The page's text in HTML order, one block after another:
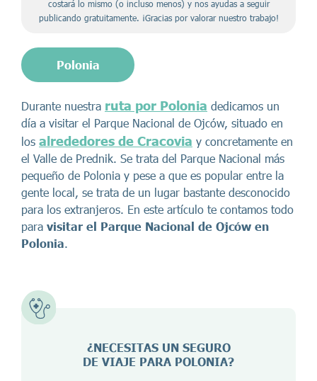
costará lo mismo (o incluso menos) y nos ayudas a seguir
publicando gratuitamente. ¡Gracias por valorar nuestro trabajo!
Polonia
Durante nuestra ruta por Polonia dedicamos un
día a visitar el Parque Nacional de Ojców, situado en
los alrededores de Cracovia y concretamente en
el Valle de Prednik. Se trata del Parque Nacional más
pequeño de Polonia y pese a que es popular entre la
gente local, se trata de un lugar bastante desconocido
para los extranjeros. En este artículo te contamos todo
para visitar el Parque Nacional de Ojców en
Polonia.
¿NECESITAS UN SEGURO
DE VIAJE PARA POLONIA?